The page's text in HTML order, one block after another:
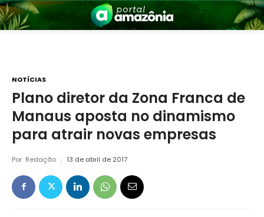
NOTÍCIAS
Plano diretor da Zona Franca de
Manaus aposta no dinamismo
para atrair novas empresas
Por Redação 13 de abril de 2017